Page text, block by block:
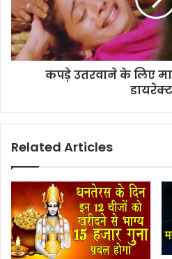
कपड़े उतरवाने के लिए
Related Articles